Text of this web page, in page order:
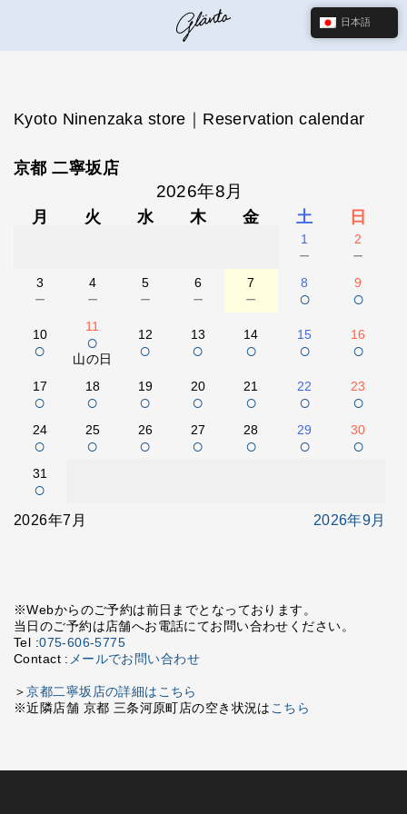
Kyoto Ninenzaka store｜Reservation calendar
京都 二寧坂店
2026年8月
月 火 水 木 金 土 日
1
－
2
－
3
－
4
－
5
－
6
－
7
－
8
○
9
○
10
○
11
○
山の日
12
○
13
○
14
○
15
○
16
○
17
○
18
○
19
○
20
○
21
○
22
○
23
○
24
○
25
○
26
○
27
○
28
○
29
○
30
○
31
○
2026年7月 2026年9月
※Webからのご予約は前日までとなっております。
当日のご予約は店舗へお電話にてお問い合わせください。
Tel :075-606-5775
Contact : メールでお問い合わせ
＞京都二寧坂店の詳細はこちら
※近隣店舗 京都 三条河原町店の空き状況は こちら
日本語